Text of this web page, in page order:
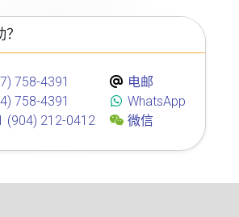
758-4391
758-4391
(904) 212-0412
电邮
WhatsApp
微信